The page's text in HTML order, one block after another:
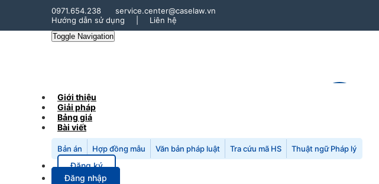
0971.654.238
service.center@caselaw.vn
Hướng dẫn sử dụng
Liên hệ
Toggle Navigation
Giới thiệu
Giải pháp
Bảng giá
Bài viết
Bản án Hợp đồng mẫu Văn bản pháp luật Tra cứu mã HS Thuật ngữ Pháp lý
Đăng ký
Đăng nhập